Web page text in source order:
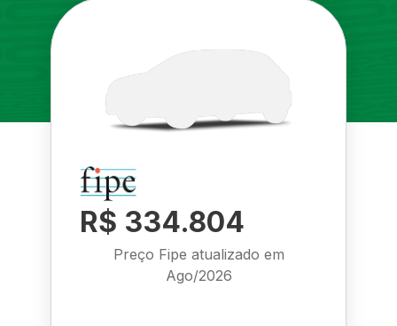
R$ 334.804
Preço Fipe atualizado em
Ago/2026